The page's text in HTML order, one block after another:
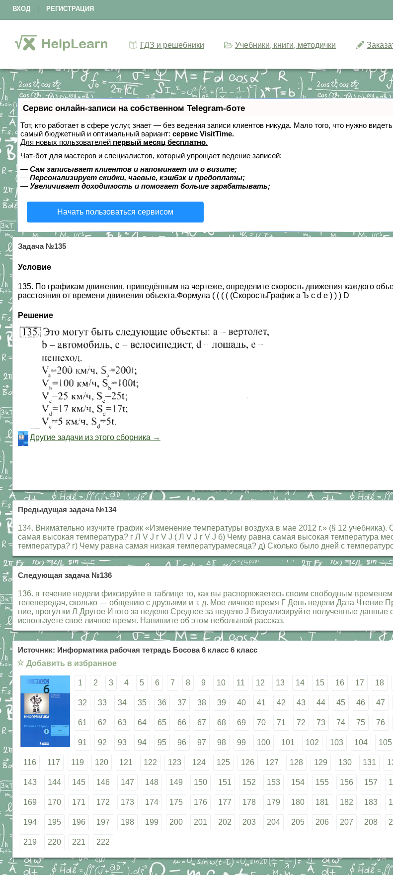
ВХОД РЕГИСТРАЦИЯ
ГДЗ и решебники Учебники, книги, методички
Сервис онлайн-записи на собственном Telegram-боте
Тот, кто работает в сфере услуг, знает — без ведения записи клиентов никуда. Мало того, что нужно
самый бюджетный и оптимальный вариант: сервис VisitTime.
Для новых пользователей первый месяц бесплатно.
Чат-бот для мастеров и специалистов, который упрощает ведение записей:
— Сам записывает клиентов и напоминает им о визите;
— Персонализирует скидки, чаевые, кэшбэк и предоплаты;
— Увеличивает доходимость и помогает больше зарабатывать;
Начать пользоваться сервисом
Задача №135
Условие
135. По графикам движения, приведённым на чертеже, определите скорость движения каждого
расстояния от времени движения объекта.Формула ( ( ( ( (СкоростьГрафик а Ъ с d е ) ) ) D
Решение
Другие задачи из этого сборника →
Предыдущая задача №134
134. Внимательно изучите график «Изменение температуры воздуха в мае 2012 г.» (§ 12
самая высокая температура? г Л V J г V J ( Л V J г V J б) Чему равна самая высокая температура
температура? г) Чему равна самая низкая температурамесяца? д) Сколько было дней с
Следующая задача №136
136. в течение недели фиксируйте в таблице то, как вы распоряжаетесь своим свободным
телепередач, сколько — общению с друзьями и т. д. Мое личное время Г День недели Дата
ние, прогул ки Л Другое Итого за неделю Среднее за неделю J Визуализируйте полученные
используете своё личное время. Напишите об этом небольшой рассказ.
Источник: Информатика рабочая тетрадь Босова 6 класс 6 класс
☆ Добавить в избранное
1 2 3 4 5 6 7 8 9 10 11 12 13 14 15 16 17 18
32 33 34 35 36 37 38 39 40 41 42 43 44 45 46 47
61 62 63 64 65 66 67 68 69 70 71 72 73 74 75 76
91 92 93 94 95 96 97 98 99 100 101 102 103 104 105
116 117 119 120 121 122 123 124 125 126 127 128 129 130 131
143 144 145 146 147 148 149 150 151 152 153 154 155 156 157
169 170 171 172 173 174 175 176 177 178 179 180 181 182 183
194 195 196 197 198 199 200 201 202 203 204 205 206 207 208
219 220 221 222